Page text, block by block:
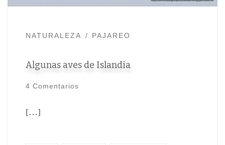
NATURALEZA PAJAREO
Algunas aves de Islandia
4 Comentarios
[…]